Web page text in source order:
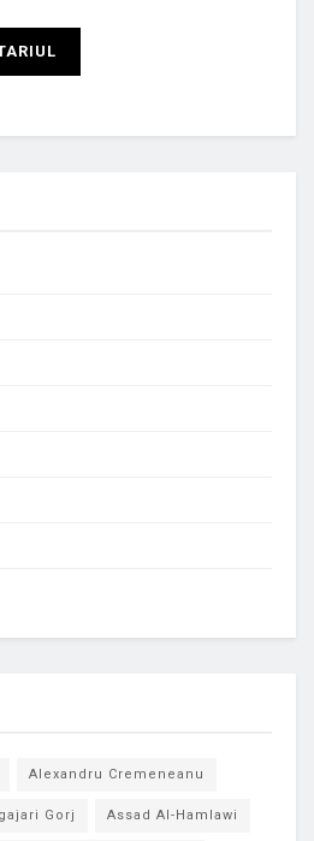
Alexandru Cremeneanu
Gorj Assad Al-Hamlawi